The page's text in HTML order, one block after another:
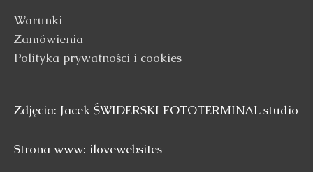
Warunki
Zamówienia
Polityka prywatności i cookies
Zdjęcia: Jacek ŚWIDERSKI FOTOTERMINAL studio
Strona www: ilovewebsites